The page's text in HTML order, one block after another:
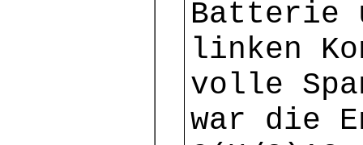
Batterie
linken
volle
war die